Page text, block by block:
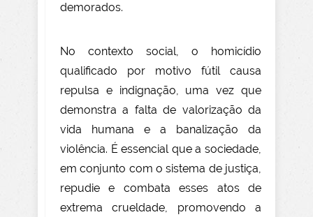
demorados.
No contexto social, o homicídio
qualificado por motivo fútil causa
repulsa e indignação, uma vez que
demonstra a falta de valorização da
vida humana e a banalização da
violência. É essencial que a sociedade,
em conjunto com o sistema de justiça,
repudie e combata esses atos de
extrema crueldade, promovendo a